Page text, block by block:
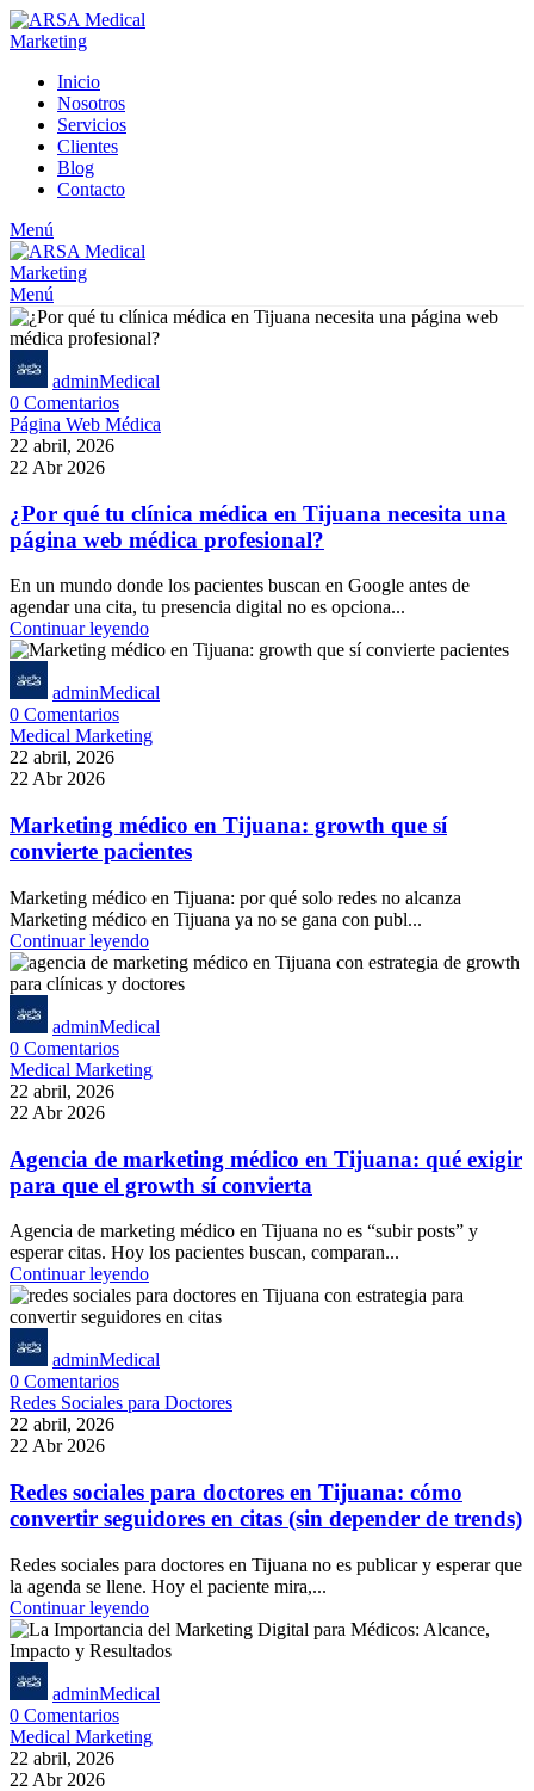
Inicio
Nosotros
Servicios
Clientes
Blog
Contacto
Menú
Menú
adminMedical
0 Comentarios
Página Web Médica
22 abril, 2026
22 Abr 2026
¿Por qué tu clínica médica en Tijuana necesita una
página web médica profesional?
En un mundo donde los pacientes buscan en Google antes de
agendar una cita, tu presencia digital no es opciona...
Continuar leyendo
adminMedical
0 Comentarios
Medical Marketing
22 abril, 2026
22 Abr 2026
Marketing médico en Tijuana: growth que sí
convierte pacientes
Marketing médico en Tijuana: por qué solo redes no alcanza
Marketing médico en Tijuana ya no se gana con publ...
Continuar leyendo
adminMedical
0 Comentarios
Medical Marketing
22 abril, 2026
22 Abr 2026
Agencia de marketing médico en Tijuana: qué exigir
para que el growth sí convierta
Agencia de marketing médico en Tijuana no es “subir posts” y
esperar citas. Hoy los pacientes buscan, comparan...
Continuar leyendo
adminMedical
0 Comentarios
Redes Sociales para Doctores
22 abril, 2026
22 Abr 2026
Redes sociales para doctores en Tijuana: cómo
convertir seguidores en citas (sin depender de trends)
Redes sociales para doctores en Tijuana no es publicar y esperar que
la agenda se llene. Hoy el paciente mira,...
Continuar leyendo
adminMedical
0 Comentarios
Medical Marketing
22 abril, 2026
22 Abr 2026